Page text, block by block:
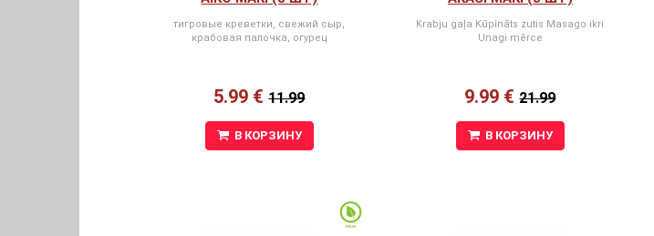
тигровые креветки, свежий сыр,
крабовая палочка, огурец
5.99 €11.99
В КОРЗИНУ
Krabju gaļa Kūpināts zutis Masago ikri
Unagi mērce
9.99 €21.99
В КОРЗИНУ